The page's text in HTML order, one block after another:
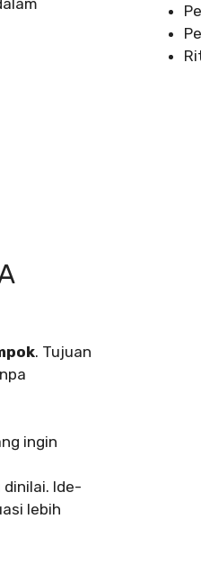
. Tujuan
ingin
Ide-
lebih